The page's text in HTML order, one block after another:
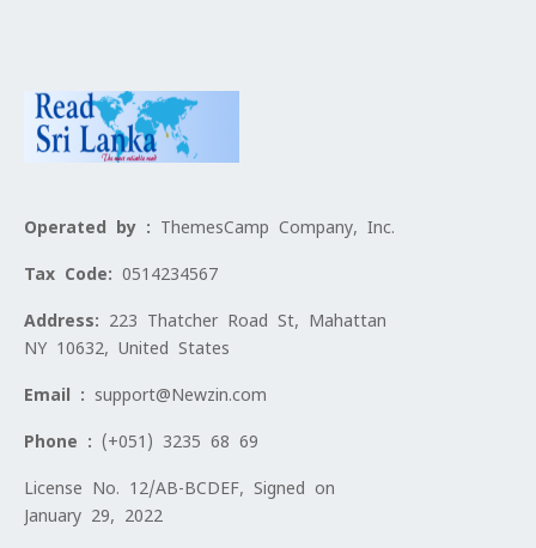
Operated by : ThemesCamp Company, Inc.
Tax Code: 0514234567
Address: 223 Thatcher Road St, Mahattan
NY 10632, United States
Email : support@Newzin.com
Phone : (+051) 3235 68 69
License No. 12/AB-BCDEF, Signed on
January 29, 2022